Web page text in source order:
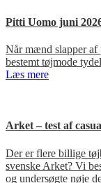
Pitti Uomo juni
Når mænd slapper af
bestemt tøjmode
Læs mere
Arket – test af
Der er flere billige
svenske Arket? Vi
og undersøgte nøje